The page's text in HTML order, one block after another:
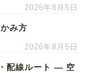
2026年8月5日
み方
2026年8月5日
配線ルート ― 空